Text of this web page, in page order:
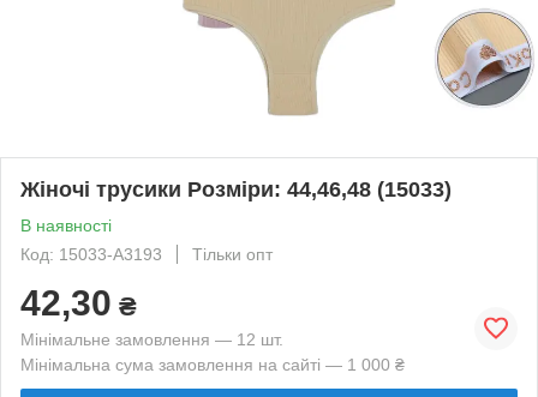
Жіночі трусики Розміри: 44,46,48 (15033)
В наявності
Код: 15033-А3193
Тільки опт
42,30 ₴
Мінімальне замовлення — 12 шт.
Мінімальна сума замовлення на сайті — 1 000 ₴